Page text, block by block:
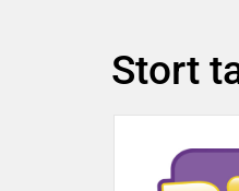
Stort